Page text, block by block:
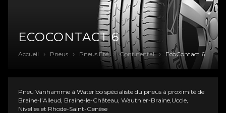
ECOCONTACT 6
Accueil Pneus Pneus Été Continental EcoContact 6
Pneu Vanhamme à Waterloo spécialiste du pneus à proximité de
Braine-l’Alleud, Braine-le-Château, Wauthier-Braine,Uccle,
Nivelles et Rhode-Saint-Genèse